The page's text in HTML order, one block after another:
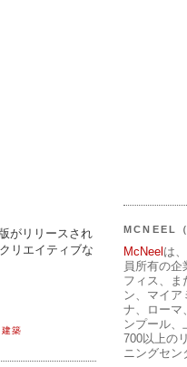
がリリースされ
リエイティブな
建築
MCNEEL
McNeelは
員所有の企
フィス、ま
ン、マイア
ナ、ローマ
ンプール、
700以上の
ニングセン